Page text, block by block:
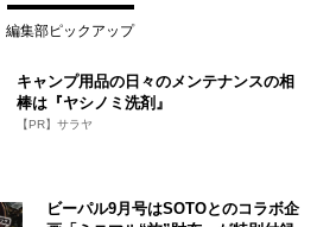
編集部ピックアップ
キャンプ用品の日々のメンテナンスの相
棒は『ヤシノミ洗剤』
【PR】サラヤ
ビーパル9月号はSOTOとのコラボ企